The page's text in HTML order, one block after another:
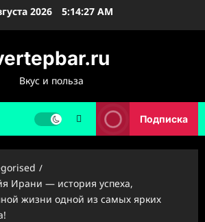
2026 5:14:28 AM
Вкус и польза
Подписка
Ирани — история успеха,
жизни одной из самых ярких